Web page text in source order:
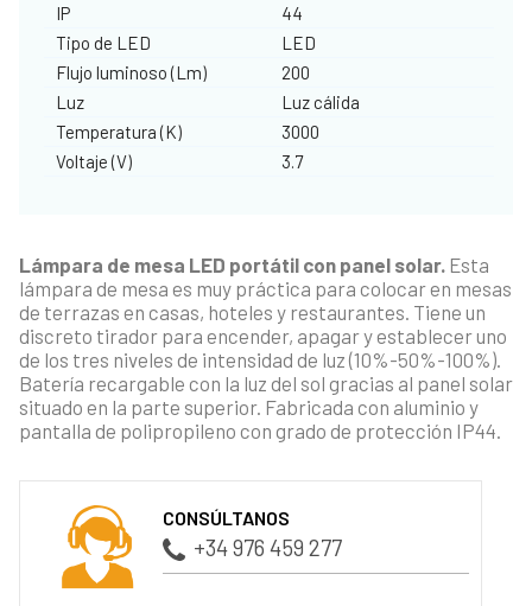
IP
44
Tipo de LED
LED
Flujo luminoso (Lm)
200
Luz
Luz cálida
Temperatura (K)
3000
Voltaje (V)
3.7
Lámpara de mesa LED portátil con panel solar. Esta
lámpara de mesa es muy práctica para colocar en mesas
de terrazas en casas, hoteles y restaurantes. Tiene un
discreto tirador para encender, apagar y establecer uno
de los tres niveles de intensidad de luz (10%-50%-100%).
Batería recargable con la luz del sol gracias al panel solar
situado en la parte superior. Fabricada con aluminio y
pantalla de polipropileno con grado de protección IP44.
CONSÚLTANOS
+34 976 459 277